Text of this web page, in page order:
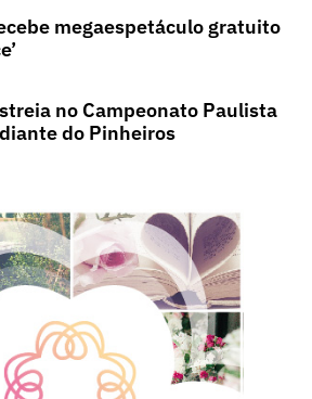
megaespetáculo gratuito
no Campeonato Paulista
do Pinheiros